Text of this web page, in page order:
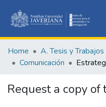
Home A. Tesis y
Comunicación
Request a copy of